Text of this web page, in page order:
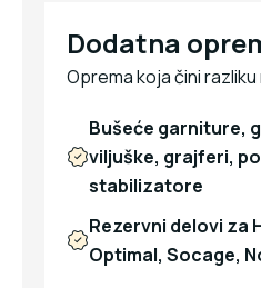
Dodatna
Oprema koja čini
Bušeće garniture,
viljuške, grajferi,
stabilizatore
Rezervni delovi za
Optimal, Socage,